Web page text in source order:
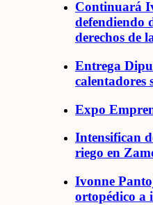
Continuará
defendiendo
derechos de
Entrega
calentadores
Expo
Intensifican
riego en
Ivonne
ortopédico a